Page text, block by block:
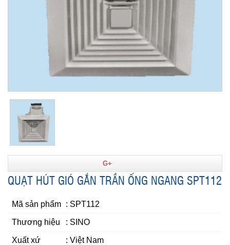
G+
QUẠT HÚT GIÓ GẮN TRẦN ỐNG NGANG SPT112
Mã sản phẩm : SPT112
Thương hiệu : SINO
Xuất xứ : Việt Nam